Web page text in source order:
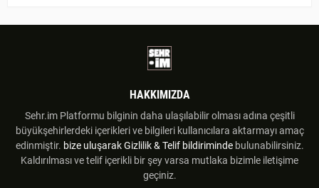
HAKKIMIZDA
Sehr.im Platformu bilginin daha ulaşılabilir olması adına çeşitli
büyükşehirlerdeki içerikleri ve bilgileri kullanıcılara aktarmayı amaç
edinmiştir. bize uluşarak Gizlilik & Telif bildiriminde bulunabilirsiniz.
Kaldırılması ve telif içerikli bir şey varsa mutlaka bizimle iletişime
geçiniz.